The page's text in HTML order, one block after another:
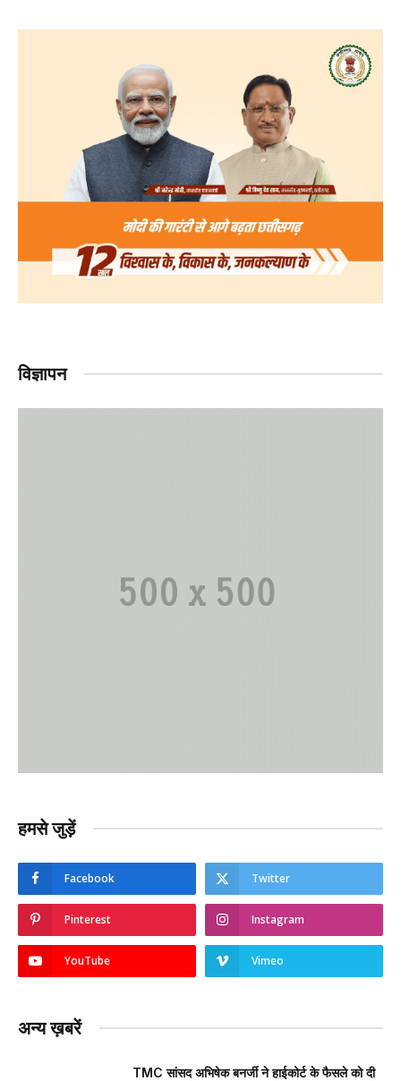
विज्ञापन
हमसे जुड़ें
Facebook Twitter
Pinterest Instagram
YouTube Vimeo
अन्य ख़बरें
TMC सांसद अभिषेक बनर्जी ने हाईकोर्ट के फैसले को दी